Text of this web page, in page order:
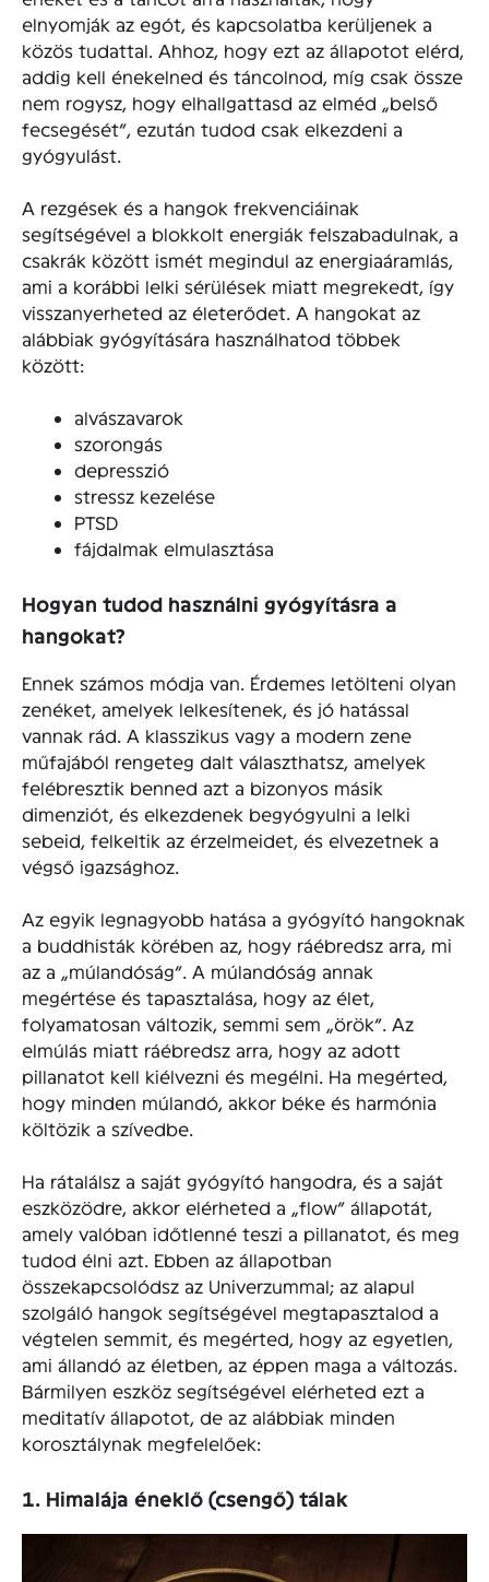
elnyomják az egót, és kapcsolatba kerüljenek a
közös tudattal. Ahhoz, hogy ezt az állapotot elérd,
addig kell énekelned és táncolnod, míg csak össze
nem rogysz, hogy elhallgattasd az elméd „belső
fecsegését”, ezután tudod csak elkezdeni a
gyógyulást.
A rezgések és a hangok frekvenciáinak
segítségével a blokkolt energiák felszabadulnak, a
csakrák között ismét megindul az energiaáramlás,
ami a korábbi lelki sérülések miatt megrekedt, így
visszanyerheted az életerődet. A hangokat az
alábbiak gyógyítására használhatod többek
között:
alvászavarok
szorongás
depresszió
stressz kezelése
PTSD
fájdalmak elmulasztása
Hogyan tudod használni gyógyításra a
hangokat?
Ennek számos módja van. Érdemes letölteni olyan
zenéket, amelyek lelkesítenek, és jó hatással
vannak rád. A klasszikus vagy a modern zene
műfajából rengeteg dalt választhatsz, amelyek
felébresztik benned azt a bizonyos másik
dimenziót, és elkezdenek begyógyulni a lelki
sebeid, felkeltik az érzelmeidet, és elvezetnek a
végső igazsághoz.
Az egyik legnagyobb hatása a gyógyító hangoknak
a buddhisták körében az, hogy ráébredsz arra, mi
az a „múlandóság”. A múlandóság annak
megértése és tapasztalása, hogy az élet,
folyamatosan változik, semmi sem „örök”. Az
elmúlás miatt ráébredsz arra, hogy az adott
pillanatot kell kiélvezni és megélni. Ha megérted,
hogy minden múlandó, akkor béke és harmónia
költözik a szívedbe.
Ha rátalálsz a saját gyógyító hangodra, és a saját
eszközödre, akkor elérheted a „flow” állapotát,
amely valóban időtlenné teszi a pillanatot, és meg
tudod élni azt. Ebben az állapotban
összekapcsolódsz az Univerzummal; az alapul
szolgáló hangok segítségével megtapasztalod a
végtelen semmit, és megérted, hogy az egyetlen,
ami állandó az életben, az éppen maga a változás.
Bármilyen eszköz segítségével elérheted ezt a
meditatív állapotot, de az alábbiak minden
korosztálynak megfelelőek:
1. Himalája éneklő (csengő) tálak